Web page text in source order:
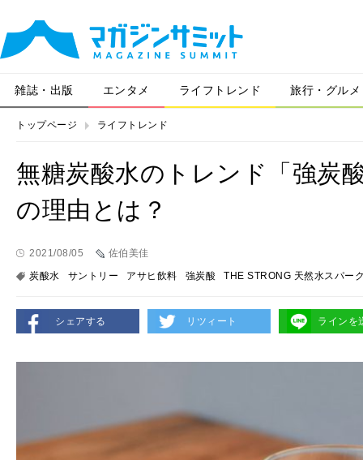
雑誌・出版 エンタメ ライフトレンド 旅行・グルメ
トップページ ライフトレンド
無糖炭酸水のトレンド「強炭
の理由とは？
2021/08/05
佐伯美佳
炭酸水
サントリー アサヒ飲料 強炭酸 THE STRONG 天然水スパー
シェアする リツィート ラインを